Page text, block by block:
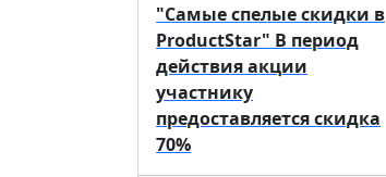
"Самые спелые скидки в
ProductStar" В период
действия акции
участнику
предоставляется скидка
70%